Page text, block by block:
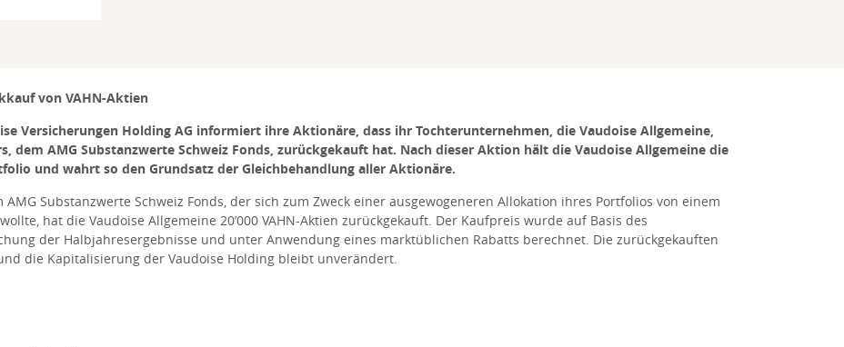
von VAHN-Aktien
Versicherungen Holding AG informiert ihre Aktionäre, dass ihr Tochterunternehmen, die Vaudoise Allgemeine,
dem AMG Substanzwerte Schweiz Fonds, zurückgekauft hat. Nach dieser Aktion hält die Vaudoise Allgemeine die
und wahrt so den Grundsatz der Gleichbehandlung aller Aktionäre.
Substanzwerte Schweiz Fonds, der sich zum Zweck einer ausgewogeneren Allokation ihres Portfolios von einem
hat die Vaudoise Allgemeine 20’000 VAHN-Aktien zurückgekauft. Der Kaufpreis wurde auf Basis des
der Halbjahresergebnisse und unter Anwendung eines marktüblichen Rabatts berechnet. Die zurückgekauften
die Kapitalisierung der Vaudoise Holding bleibt unverändert.